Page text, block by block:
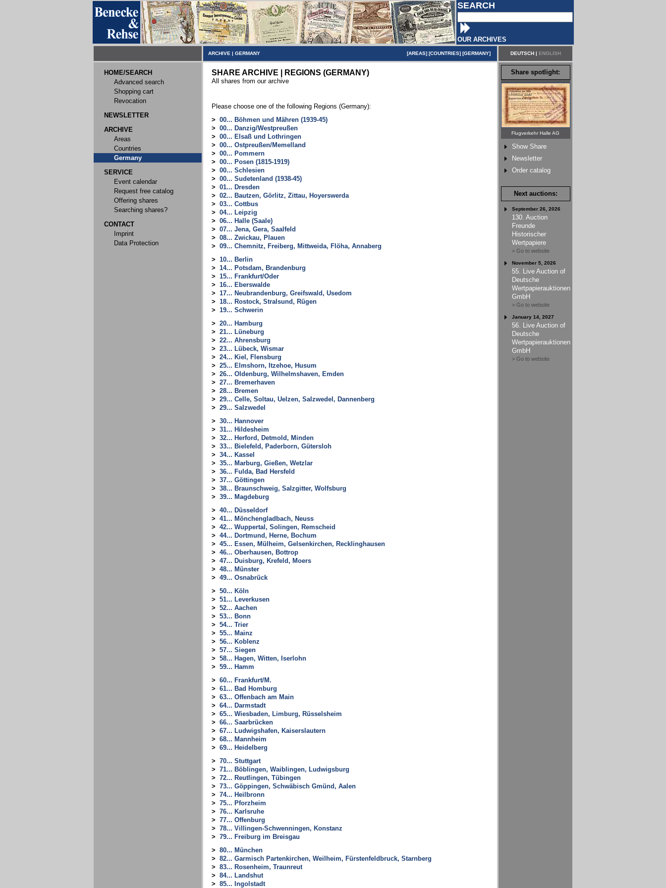
SEARCH
OUR ARCHIVES
ARCHIVE | GERMANY [AREAS] [COUNTRIES] [GERMANY] DEUTSCH| ENGLISH
HOME/SEARCH
Advanced search
Shopping cart
Revocation
NEWSLETTER
ARCHIVE
Areas
Countries
Germany
SERVICE
Event calendar
Request free catalog
Offering shares
Searching shares?
CONTACT
Imprint
Data Protection
SHARE ARCHIVE | REGIONS (GERMANY)
All shares from our archive
Please choose one of the following Regions (Germany):
> 00... Böhmen und Mähren (1939-45)
> 00... Danzig/Westpreußen
> 00... Elsaß und Lothringen
> 00... Ostpreußen/Memelland
> 00... Pommern
> 00... Posen (1815-1919)
> 00... Schlesien
> 00... Sudetenland (1938-45)
> 01... Dresden
> 02... Bautzen, Görlitz, Zittau, Hoyerswerda
> 03... Cottbus
> 04... Leipzig
> 06... Halle (Saale)
> 07... Jena, Gera, Saalfeld
> 08... Zwickau, Plauen
> 09... Chemnitz, Freiberg, Mittweida, Flöha, Annaberg
> 10... Berlin
> 14... Potsdam, Brandenburg
> 15... Frankfurt/Oder
> 16... Eberswalde
> 17... Neubrandenburg, Greifswald, Usedom
> 18... Rostock, Stralsund, Rügen
> 19... Schwerin
> 20... Hamburg
> 21... Lüneburg
> 22... Ahrensburg
> 23... Lübeck, Wismar
> 24... Kiel, Flensburg
> 25... Elmshorn, Itzehoe, Husum
> 26... Oldenburg, Wilhelmshaven, Emden
> 27... Bremerhaven
> 28... Bremen
> 29... Celle, Soltau, Uelzen, Salzwedel, Dannenberg
> 29... Salzwedel
> 30... Hannover
> 31... Hildesheim
> 32... Herford, Detmold, Minden
> 33... Bielefeld, Paderborn, Gütersloh
> 34... Kassel
> 35... Marburg, Gießen, Wetzlar
> 36... Fulda, Bad Hersfeld
> 37... Göttingen
> 38... Braunschweig, Salzgitter, Wolfsburg
> 39... Magdeburg
> 40... Düsseldorf
> 41... Mönchengladbach, Neuss
> 42... Wuppertal, Solingen, Remscheid
> 44... Dortmund, Herne, Bochum
> 45... Essen, Mülheim, Gelsenkirchen, Recklinghausen
> 46... Oberhausen, Bottrop
> 47... Duisburg, Krefeld, Moers
> 48... Münster
> 49... Osnabrück
> 50... Köln
> 51... Leverkusen
> 52... Aachen
> 53... Bonn
> 54... Trier
> 55... Mainz
> 56... Koblenz
> 57... Siegen
> 58... Hagen, Witten, Iserlohn
> 59... Hamm
> 60... Frankfurt/M.
> 61... Bad Homburg
> 63... Offenbach am Main
> 64... Darmstadt
> 65... Wiesbaden, Limburg, Rüsselsheim
> 66... Saarbrücken
> 67... Ludwigshafen, Kaiserslautern
> 68... Mannheim
> 69... Heidelberg
> 70... Stuttgart
> 71... Böblingen, Waiblingen, Ludwigsburg
> 72... Reutlingen, Tübingen
> 73... Göppingen, Schwäbisch Gmünd, Aalen
> 74... Heilbronn
> 75... Pforzheim
> 76... Karlsruhe
> 77... Offenburg
> 78... Villingen-Schwenningen, Konstanz
> 79... Freiburg im Breisgau
> 80... München
> 82... Garmisch Partenkirchen, Weilheim, Fürstenfeldbruck, Starnberg
> 83... Rosenheim, Traunreut
> 84... Landshut
> 85... Ingolstadt
Share spotlight:
Flugverkehr Halle AG
Show Share
Newsletter
Order catalog
Next auctions:
September 26, 2026
130. Auction
Freunde
Historischer
Wertpapiere
> Go to website
November 5, 2026
55. Live Auction of
Deutsche
Wertpapierauktionen
GmbH
> Go to website
January 14, 2027
56. Live Auction of
Deutsche
Wertpapierauktionen
GmbH
> Go to website